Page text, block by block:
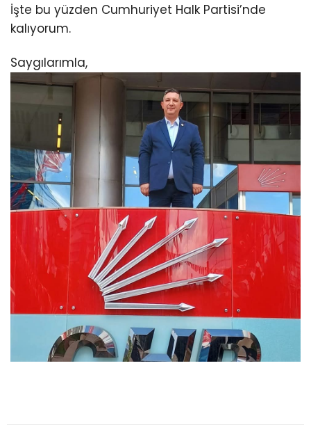
İşte bu yüzden Cumhuriyet Halk Partisi’nde
kalıyorum.
Saygılarımla,